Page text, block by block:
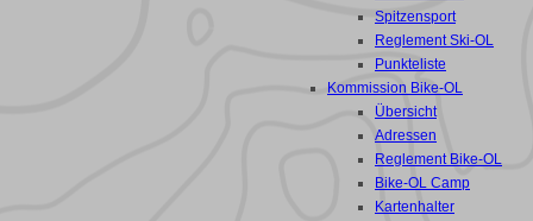
Spitzensport
Reglement Ski-OL
Punkteliste
Kommission Bike-OL
Übersicht
Adressen
Reglement Bike-OL
Bike-OL Camp
Kartenhalter